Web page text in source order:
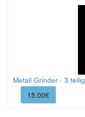
Metall Grinder - 3 teilig
15.00€